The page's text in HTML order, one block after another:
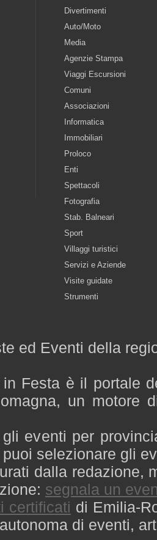
Divertimenti
Auto/Moto
Media
Agenzie Stampa
Viaggi Escursioni
Comuni
Associazioni
Informatica
Immobiliari
Proloco
Enti
Spettacoli
Fotografia
Stab. Balneari
Sport
Villaggi turistici
Servizi e Aziende
Visite guidate
Strumenti
ed Eventi della
in Festa è il portale
un motore
eventi per
selezionare gli
dalla redazione,
segnala un
certificati di Emilia-
di eventi,